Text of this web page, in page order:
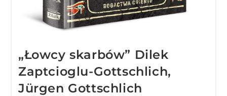
„Łowcy skarbów” Dilek
Zaptcioglu-Gottschlich,
Jürgen Gottschlich